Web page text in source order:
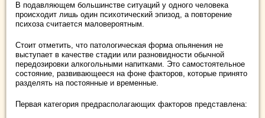
В подавляющем большинстве ситуаций у одного человека
происходит лишь один психотический эпизод, а повторение
психоза считается маловероятным.
Стоит отметить, что патологическая форма опьянения не
выступает в качестве стадии или разновидности обычной
передозировки алкогольными напитками. Это самостоятельное
состояние, развивающееся на фоне факторов, которые принято
разделять на постоянные и временные.
Первая категория предрасполагающих факторов представлена: